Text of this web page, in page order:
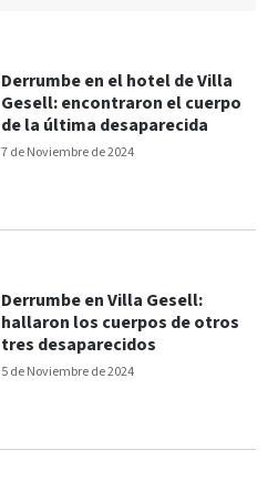
7 de Noviembre de 2024
Derrumbe en el hotel de Villa
Gesell: encontraron el cuerpo
de la última desaparecida
5 de Noviembre de 2024
Derrumbe en Villa Gesell:
hallaron los cuerpos de otros
tres desaparecidos